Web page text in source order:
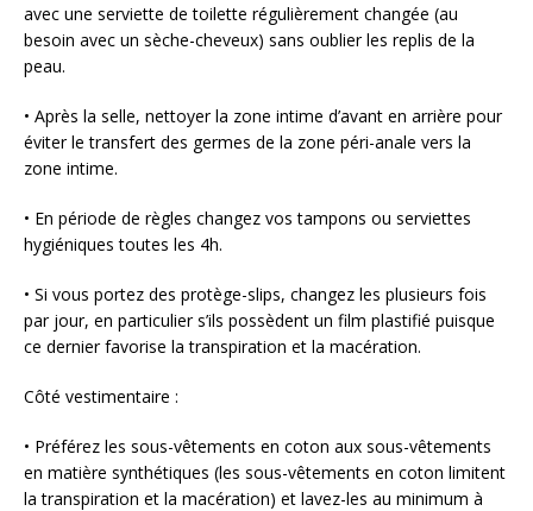
avec une serviette de toilette régulièrement changée (au
besoin avec un sèche-cheveux) sans oublier les replis de la
peau.
• Après la selle, nettoyer la zone intime d’avant en arrière pour
éviter le transfert des germes de la zone péri-anale vers la
zone intime.
• En période de règles changez vos tampons ou serviettes
hygiéniques toutes les 4h.
• Si vous portez des protège-slips, changez les plusieurs fois
par jour, en particulier s’ils possèdent un film plastifié puisque
ce dernier favorise la transpiration et la macération.
Côté vestimentaire :
• Préférez les sous-vêtements en coton aux sous-vêtements
en matière synthétiques (les sous-vêtements en coton limitent
la transpiration et la macération) et lavez-les au minimum à